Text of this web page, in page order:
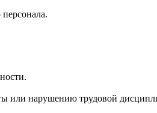
или нарушению трудовой